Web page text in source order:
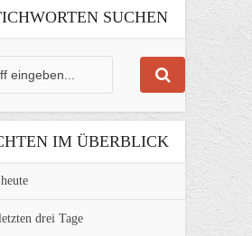
SUCHEN
IM ÜBERBLICK
drei Tage